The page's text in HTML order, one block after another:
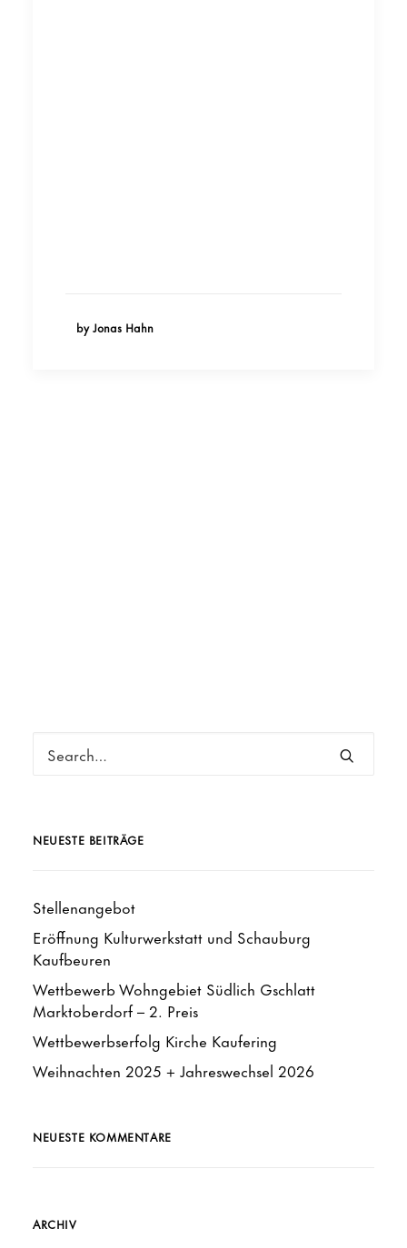
by Jonas Hahn
NEUESTE BEITRÄGE
Stellenangebot
Eröffnung Kulturwerkstatt und Schauburg
Kaufbeuren
Wettbewerb Wohngebiet Südlich Gschlatt
Marktoberdorf – 2. Preis
Wettbewerbserfolg Kirche Kaufering
Weihnachten 2025 + Jahreswechsel 2026
NEUESTE KOMMENTARE
ARCHIV